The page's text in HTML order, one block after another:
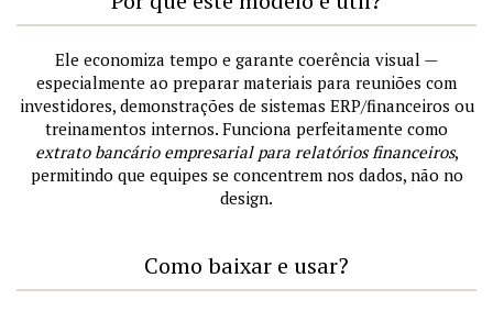
Ele economiza tempo e garante coerência visual —
especialmente ao preparar materiais para reuniões com
investidores, demonstrações de sistemas ERP/financeiros ou
treinamentos internos. Funciona perfeitamente como
extrato bancário empresarial para relatórios financeiros,
permitindo que equipes se concentrem nos dados, não no
design.
Como baixar e usar?